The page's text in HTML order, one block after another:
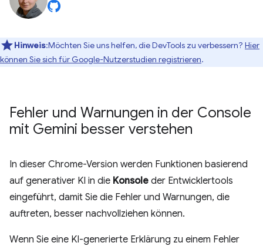
Hinweis:Möchten Sie uns helfen, die DevTools zu verbessern? Hier
können Sie sich für Google-Nutzerstudien registrieren.
Fehler und Warnungen in der Console
mit Gemini besser verstehen
In dieser Chrome-Version werden Funktionen basierend
auf generativer KI in die Konsole der Entwicklertools
eingeführt, damit Sie die Fehler und Warnungen, die
auftreten, besser nachvollziehen können.
Wenn Sie eine KI-generierte Erklärung zu einem Fehler